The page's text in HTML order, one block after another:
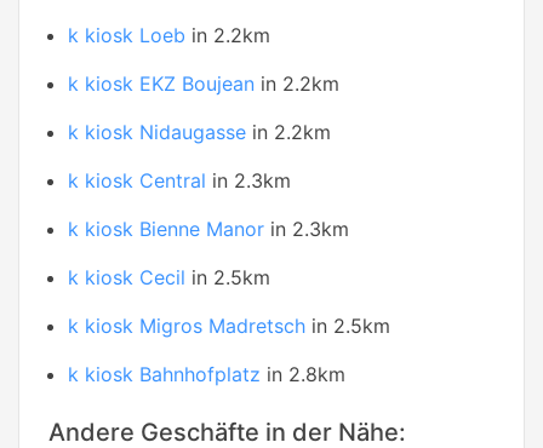
k kiosk Loeb in 2.2km
k kiosk EKZ Boujean in 2.2km
k kiosk Nidaugasse in 2.2km
k kiosk Central in 2.3km
k kiosk Bienne Manor in 2.3km
k kiosk Cecil in 2.5km
k kiosk Migros Madretsch in 2.5km
k kiosk Bahnhofplatz in 2.8km
Andere Geschäfte in der Nähe: